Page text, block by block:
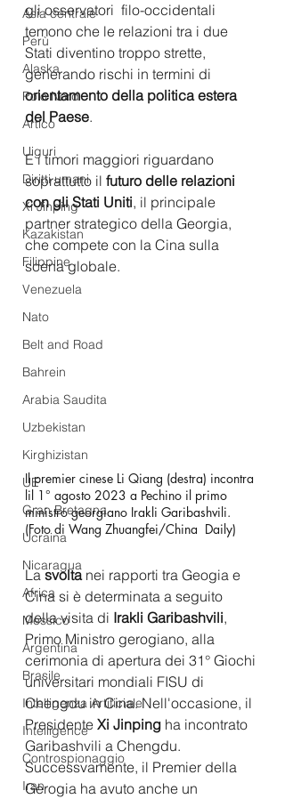
Asia centrale
Perù
Alaska
Polo Nord
Artico
Uiguri
Diritti umani
Xi Jinping
Kazakistan
Filippine
Venezuela
Nato
Belt and Road
Bahrein
Arabia Saudita
Uzbekistan
Kirghizistan
UE
Gran Bretagna
Ucraina
Nicaragua
Africa
Messico
Argentina
Brasile
Intelligenza Artificiale
Intelligence
Controspionaggio
Iran
gli osservatori  filo-occidentali
temono che le relazioni tra i due
Stati diventino troppo strette,
generando rischi in termini di
orientamento della politica estera
del Paese.
E i timori maggiori riguardano
soprattutto il futuro delle relazioni
con gli Stati Uniti, il principale
partner strategico della Georgia,
che compete con la Cina sulla
scena globale.
Il premier cinese Li Qiang (destra) incontra
lil 1° agosto 2023 a Pechino il primo
ministro georgiano Irakli Garibashvili.
(Foto di Wang Zhuangfei/China  Daily)
La svolta nei rapporti tra Geogia e
Cina si è determinata a seguito
della visita di Irakli Garibashvili,
Primo Ministro gerogiano, alla
cerimonia di apertura dei 31° Giochi
universitari mondiali FISU di
Chengdu in Cina. Nell'occasione, il
Presidente Xi Jinping ha incontrato
Garibashvili a Chengdu.
Successvamente, il Premier della
Gerogia ha avuto anche un